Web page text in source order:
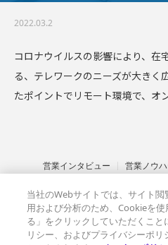
2022.03.2
コロナウイルスの影響により、在
る、テレワークのニーズが大きく
たポイントでリモート環境で、オ
営業インタビュー 営業ノウ
その他
ベルフェイスとは
プライバシーポリシー
当社のWebサイトでは、サイト
用および分析のため、Cookieを
る」をクリックしていただくこ
リシー、およびプライバシーポ